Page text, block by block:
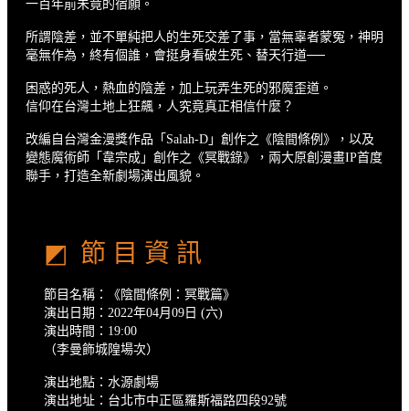
一百年前未竟的宿願。
所謂陰差，並不單純把人的生死交差了事，當無辜者蒙冤，神明
毫無作為，終有個誰，會挺身看破生死、替天行道──
困惑的死人，熱血的陰差，加上玩弄生死的邪魔歪道。
信仰在台灣土地上狂飆，人究竟真正相信什麼？
改編自台灣金漫獎作品「Salah-D」創作之《陰間條例》，以及
變態魔術師「韋宗成」創作之《冥戰錄》，兩大原創漫畫IP首度
聯手，打造全新劇場演出風貌。
◩ 節 目 資 訊
節目名稱：《陰間條例：冥戰篇》
演出日期：2022年04月09日 (六)
演出時間：19:00
（李曼飾城隍場次）
演出地點：水源劇場
演出地址：台北市中正區羅斯福路四段92號